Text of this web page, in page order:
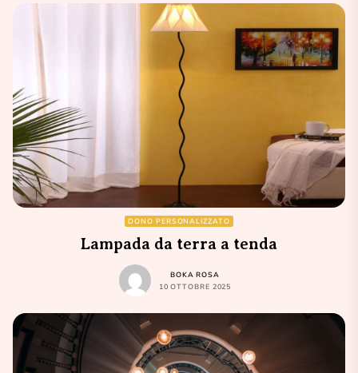
DONO PERSONALIZZATO
Lampada da terra a tenda
BOKA ROSA
10 OTTOBRE 2025